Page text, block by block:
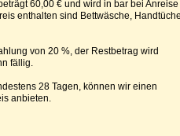
60,00 € und wird in bar bei Anreise
enthalten sind Bettwäsche,
von 20 %, der Restbetrag wird
fällig.
28 Tagen, können wir einen
anbieten.